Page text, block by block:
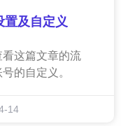
置及自定义
这篇文章的流
的自定义。
14